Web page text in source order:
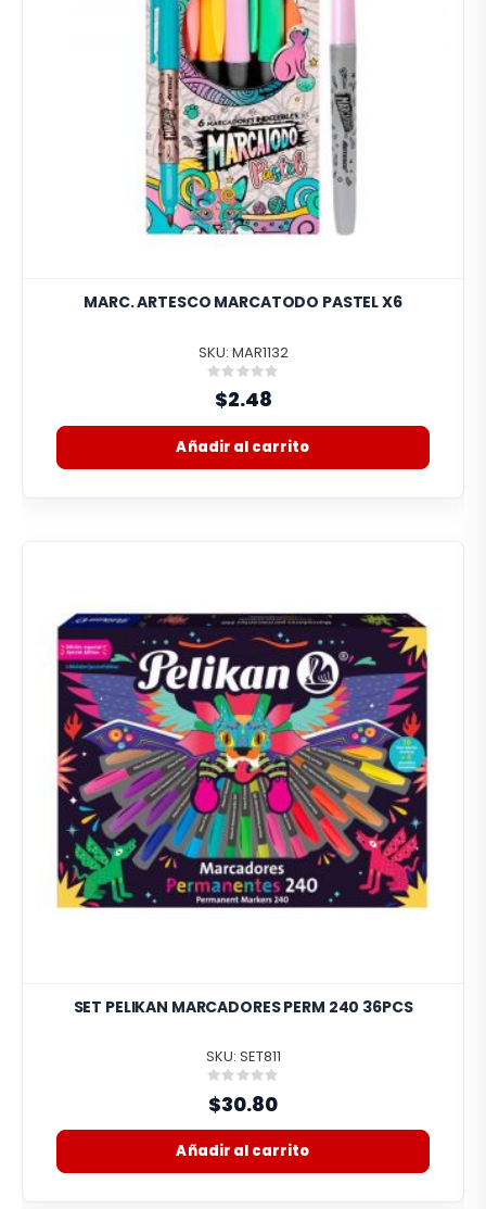
MARC. ARTESCO MARCATODO PASTEL X6
SKU: MAR1132
Rating:
0%
$2.48
Añadir al carrito
SET PELIKAN MARCADORES PERM 240 36PCS
SKU: SET811
Rating:
0%
$30.80
Añadir al carrito